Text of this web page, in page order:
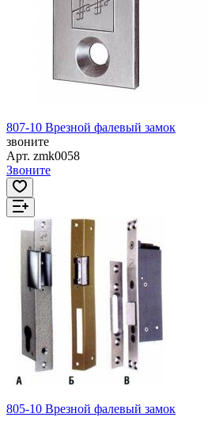
807-10 Врезной фалевый замок
звоните
Арт. zmk0058
Звоните
805-10 Врезной фалевый замок